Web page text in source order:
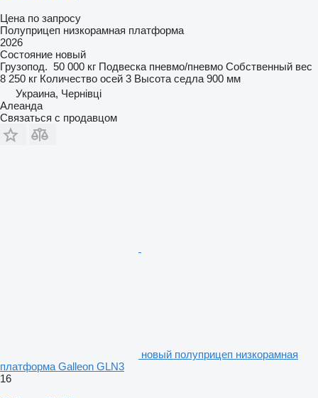
Цена по запросу
Полуприцеп низкорамная платформа
2026
Состояние новый
Грузопод. 50 000 кг Подвеска пневмо/пневмо Собственный вес
8 250 кг Количество осей 3 Высота седла 900 мм
Украина, Чернівці
Алеанда
Связаться с продавцом
новый полуприцеп низкорамная
платформа Galleon GLN3
16